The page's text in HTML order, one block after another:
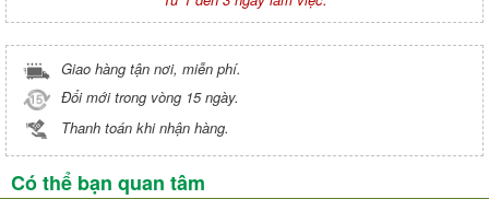
Giao hàng tận nơi, miễn phí.
Đổi mới trong vòng 15 ngày.
Thanh toán khi nhận hàng.
Có thể bạn quan tâm